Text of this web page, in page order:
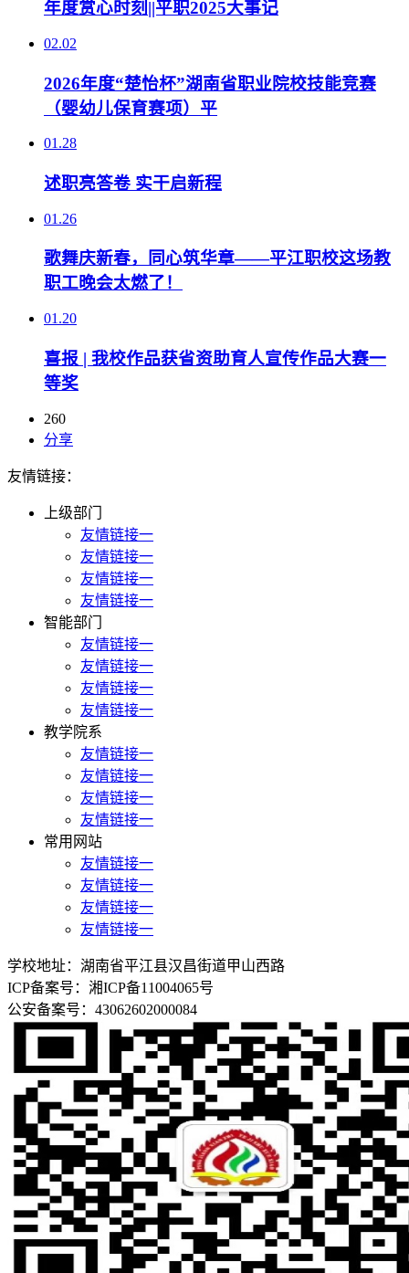
年度赏心时刻||平职2025大事记
02.02
2026年度“楚怡杯”湖南省职业院校技能竞赛
（婴幼儿保育赛项）平
01.28
述职亮答卷 实干启新程
01.26
歌舞庆新春，同心筑华章——平江职校这场教
职工晚会太燃了！
01.20
喜报 | 我校作品获省资助育人宣传作品大赛一
等奖
260
分享
友情链接：
上级部门
友情链接一
友情链接一
友情链接一
友情链接一
智能部门
友情链接一
友情链接一
友情链接一
友情链接一
教学院系
友情链接一
友情链接一
友情链接一
友情链接一
常用网站
友情链接一
友情链接一
友情链接一
友情链接一
学校地址：湖南省平江县汉昌街道甲山西路
ICP备案号：湘ICP备11004065号
公安备案号：43062602000084